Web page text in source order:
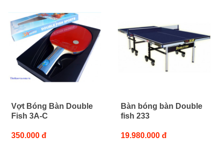
Vợt Bóng Bàn Double
Fish 3A-C
350.000 đ
Bàn bóng bàn Double
fish 233
19.980.000 đ